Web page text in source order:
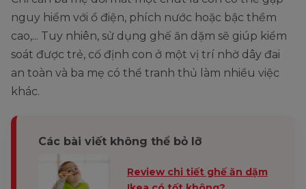
nguy hiểm với ổ điện, phích nước hoặc bậc thềm
cao,... Tuy nhiên, sử dụng ghế ăn dặm sẽ giúp kiểm
soát được trẻ, cố định con ở một vị trí nhờ dây đai
an toàn và ba mẹ có thể tranh thủ làm nhiều việc
khác.
Các bài viết không thể bỏ lỡ
Review chi tiết ghế ăn dặm